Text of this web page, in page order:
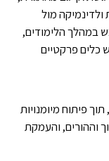
מול
במהלך הלימודים,
כלים פרקטיים
פיתוח מיומנויות
וההורים, והעמקת